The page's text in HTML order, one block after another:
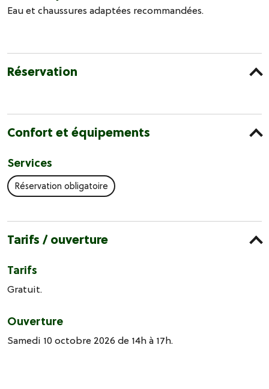
Eau et chaussures adaptées recommandées.
Réservation
Confort et équipements
Services
Réservation obligatoire
Tarifs / ouverture
Tarifs
Gratuit.
Ouverture
Samedi 10 octobre 2026 de 14h à 17h.